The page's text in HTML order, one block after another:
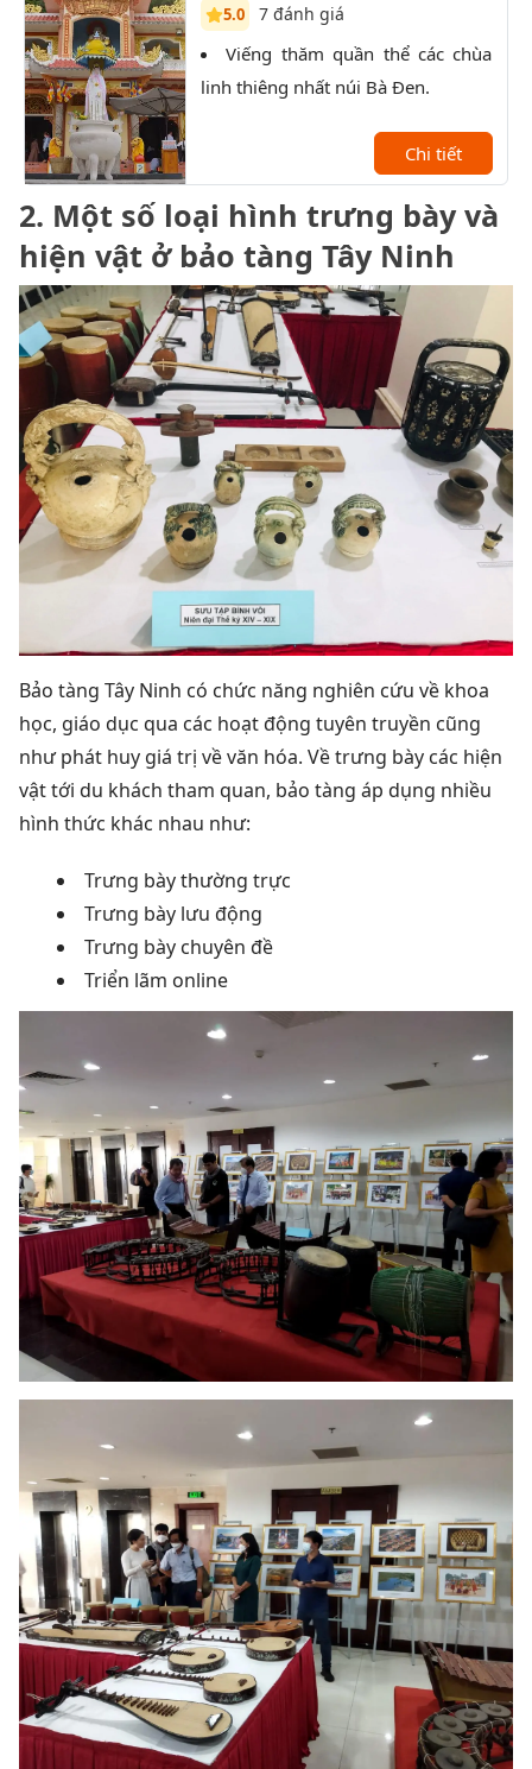
5.0 7 đánh giá
Viếng thăm quần thể các chùa
linh thiêng nhất núi Bà Đen.
Chi tiết
2. Một số loại hình trưng bày và
hiện vật ở bảo tàng Tây Ninh
Bảo tàng Tây Ninh có chức năng nghiên cứu về khoa
học, giáo dục qua các hoạt động tuyên truyền cũng
như phát huy giá trị về văn hóa. Về trưng bày các hiện
vật tới du khách tham quan, bảo tàng áp dụng nhiều
hình thức khác nhau như:
Trưng bày thường trực
Trưng bày lưu động
Trưng bày chuyên đề
Triển lãm online